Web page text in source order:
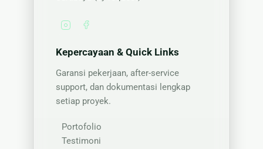
Kepercayaan & Quick Links
Garansi pekerjaan, after-service
support, dan dokumentasi lengkap
setiap proyek.
Portofolio
Testimoni